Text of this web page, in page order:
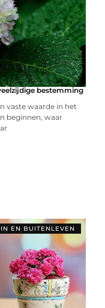
bestemming
vaste waarde in het
beginnen, waar
EN BUITENLEVEN